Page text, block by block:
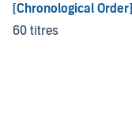
[Chronological Order]
60 titres